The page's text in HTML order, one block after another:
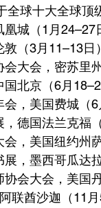
全球十大全球顶
凰城（1月24–27
敦（3月11–13日
大会，密苏里
北京（6月
，美国费城（
德国法兰克福
，美国纽约州
，墨西哥瓜达
会大会，美国
联酋沙迦（11